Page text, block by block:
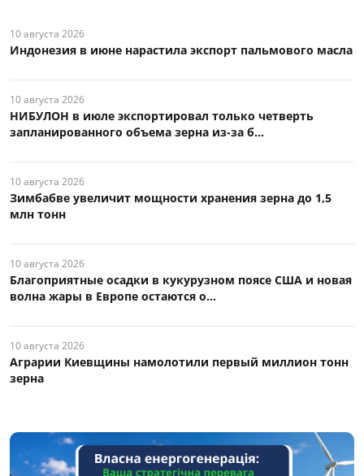
10 августа 2026
Индонезия в июне нарастила экспорт пальмового масла
10 августа 2026
НИБУЛОН в июле экспортировал только четверть
запланированного объема зерна из-за б...
10 августа 2026
Зимбабве увеличит мощности хранения зерна до 1,5
млн тонн
10 августа 2026
Благоприятные осадки в кукурузном поясе США и новая
волна жары в Европе остаются о...
10 августа 2026
Аграрии Киевщины намолотили первый миллион тонн
зерна